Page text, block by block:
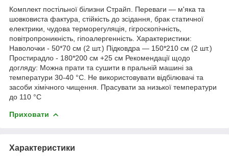
Комплект постільної білизни Страйп. Переваги — м'яка та
шовковиста фактура, стійкість до зсідання, брак статичної
електрики, чудова терморегуляція, гігроскопічність,
повітропроникність, гіпоалергенність. Характеристики:
Наволочки - 50*70 см (2 шт.) Підковдра — 150*210 см (2 шт.)
Простирадло - 180*200 см +25 см Рекомендації щодо
догляду: Можна прати та сушити в пральній машині за
температури 30-40 °C. Не використовувати відбілювачі та
засоби хімічного чищення. Прасувати за низької температури
до 110 °C
Приховати
Характеристики